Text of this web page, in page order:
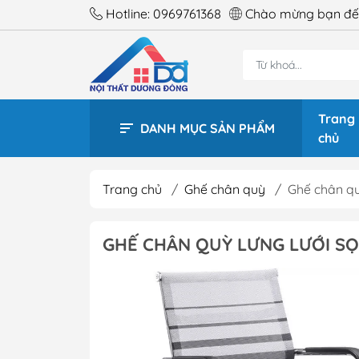
Hotline: 0969761368 Chào mừng bạn
DANH MỤC SẢN PHẨM
Trang
chủ
BÀN
Trang chủ / Ghế chân quỳ / Ghế chân
GHẾ CHÂN QUỲ LƯNG LƯỚI